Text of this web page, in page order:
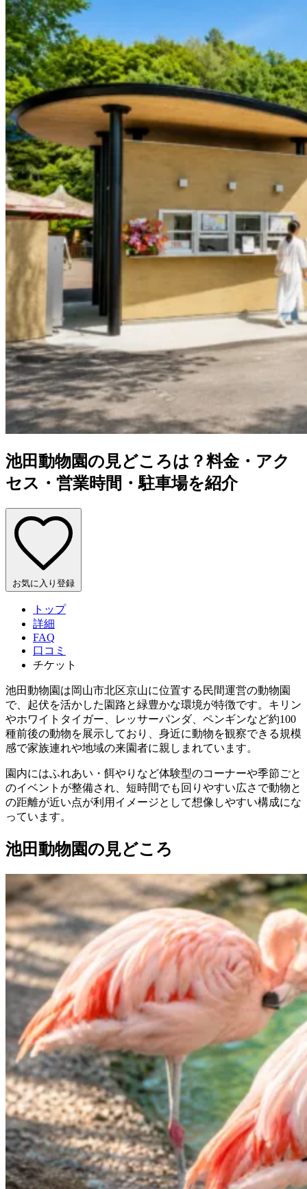
池田動物園の見どころは？料金・アク
セス・営業時間・駐車場を紹介
お気に入り登録
トップ
詳細
FAQ
口コミ
チケット
池田動物園は岡山市北区京山に位置する民間運営の動物園
で、起伏を活かした園路と緑豊かな環境が特徴です。キリン
やホワイトタイガー、レッサーパンダ、ペンギンなど約100
種前後の動物を展示しており、身近に動物を観察できる規模
感で家族連れや地域の来園者に親しまれています。
園内にはふれあい・餌やりなど体験型のコーナーや季節ごと
のイベントが整備され、短時間でも回りやすい広さで動物と
の距離が近い点が利用イメージとして想像しやすい構成にな
っています。
池田動物園の見どころ